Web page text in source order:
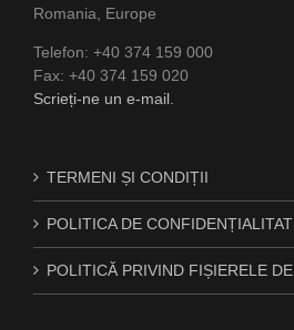
Romania, Europe
Telefon: +40 374 159 000
Fax: +40 374 159 020
Scrieți-ne un e-mail.
TERMENI ȘI CONDIȚII
POLITICA DE
POLITICĂ PRIVIND FIȘIERELE